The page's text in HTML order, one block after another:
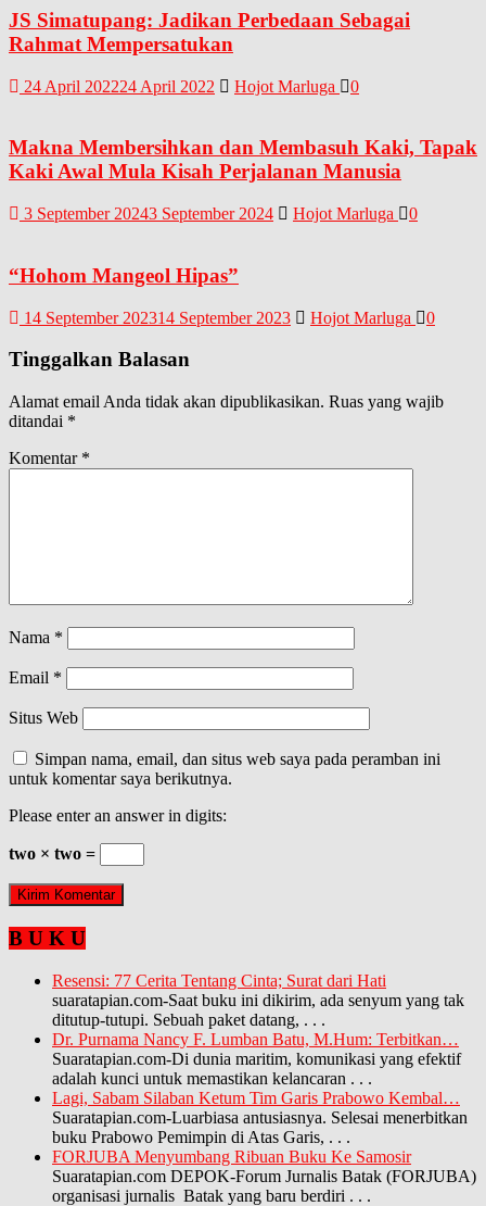
JS Simatupang: Jadikan Perbedaan Sebagai
Rahmat Mempersatukan
24 April 202224 April 2022 Hojot Marluga 0
Makna Membersihkan dan Membasuh Kaki, Tapak
Kaki Awal Mula Kisah Perjalanan Manusia
3 September 20243 September 2024 Hojot Marluga 0
“Hohom Mangeol Hipas”
14 September 202314 September 2023 Hojot Marluga 0
Tinggalkan Balasan
Alamat email Anda tidak akan dipublikasikan. Ruas yang wajib
ditandai *
Komentar *
Nama *
Email *
Situs Web
Simpan nama, email, dan situs web saya pada peramban ini
untuk komentar saya berikutnya.
Please enter an answer in digits:
two × two =
B U K U
Resensi: 77 Cerita Tentang Cinta; Surat dari Hati
suaratapian.com-Saat buku ini dikirim, ada senyum yang tak
ditutup-tutupi. Sebuah paket datang, . . .
Dr. Purnama Nancy F. Lumban Batu, M.Hum: Terbitkan…
Suaratapian.com-Di dunia maritim, komunikasi yang efektif
adalah kunci untuk memastikan kelancaran . . .
Lagi, Sabam Silaban Ketum Tim Garis Prabowo Kembal…
Suaratapian.com-Luarbiasa antusiasnya. Selesai menerbitkan
buku Prabowo Pemimpin di Atas Garis, . . .
FORJUBA Menyumbang Ribuan Buku Ke Samosir
Suaratapian.com DEPOK-Forum Jurnalis Batak (FORJUBA)
organisasi jurnalis Batak yang baru berdiri . . .